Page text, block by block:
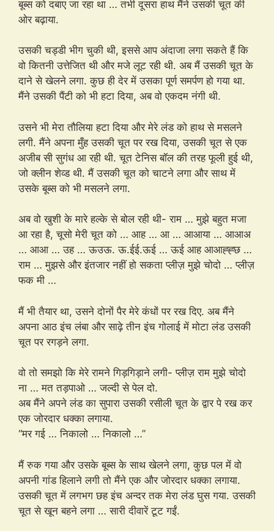
बूब्स को दबाए जा रहा था … तभी दूसरा हाथ मैंने उसकी चूत की
ओर बढ़ाया.
उसकी चड्डी भीग चुकी थी, इससे आप अंदाजा लगा सकते हैं कि
वो कितनी उत्तेजित थी और मजे लूट रही थी. अब मैं उसकी चूत के
दाने से खेलने लगा. कुछ ही देर में उसका पूर्ण समर्पण हो गया था.
मैंने उसकी पैंटी को भी हटा दिया, अब वो एकदम नंगी थी.
उसने भी मेरा तौलिया हटा दिया और मेरे लंड को हाथ से मसलने
लगी. मैंने अपना मुँह उसकी चूत पर रख दिया, उसकी चूत से एक
अजीब सी सुगंध आ रही थी. चूत टेनिस बॉल की तरह फूली हुई थी,
जो क्लीन शेव्ड थी. मैं उसकी चूत को चाटने लगा और साथ में
उसके बूब्स को भी मसलने लगा.
अब वो खुशी के मारे हल्के से बोल रही थी- राम … मुझे बहुत मजा
आ रहा है, चूसो मेरी चूत को … आह … आ … आआया … आआअ
… आआ … उह … ऊउऊ. ऊ.ईई.ऊई … ऊई आह आआह्ह्छ …
राम … मुझसे और इंतजार नहीं हो सकता प्लीज़ मुझे चोदो … प्लीज़
फक मी …
मैं भी तैयार था, उसने दोनों पैर मेरे कंधों पर रख दिए. अब मैंने
अपना आठ इंच लंबा और साढ़े तीन इंच गोलाई में मोटा लंड उसकी
चूत पर रगड़ने लगा.
वो तो समझो कि मेरे रामने गिड़गिड़ाने लगी- प्लीज़ राम मुझे चोदो
ना … मत तड़पाओ … जल्दी से पेल दो.
अब मैंने अपने लंड का सुपारा उसकी रसीली चूत के द्वार पे रख कर
एक जोरदार धक्का लगाया.
“मर गई … निकालो … निकालो …”
मैं रुक गया और उसके बूब्स के साथ खेलने लगा, कुछ पल में वो
अपनी गांड हिलाने लगी तो मैंने एक और जोरदार धक्का लगाया.
उसकी चूत में लगभग छह इंच अन्दर तक मेरा लंड घुस गया. उसकी
चूत से खून बहने लगा … सारी दीवारें टूट गईं.